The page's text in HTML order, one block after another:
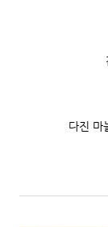
다진 마